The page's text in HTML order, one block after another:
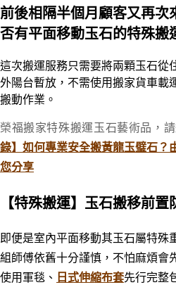
前後相隔半個月顧客又再次
否有平面移動玉石的特殊搬
這次搬運服務只需要將兩顆玉石從
外陽台暫放，不需使用搬家貨車載
搬動作業。
榮福搬家特殊搬運玉石藝術品，請
錄】如何專業安全搬黃龍玉璧石？
您分享
【特殊搬運】玉石搬移前置
即便是室內平面移動其玉石屬特殊
組師傅依舊十分謹慎 ， 不怕麻煩會
使用軍毯、 日式伸縮布套先行完整